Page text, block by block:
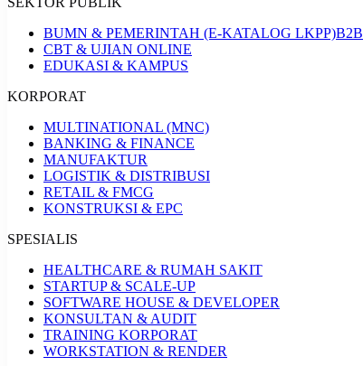
BUMN & PEMERINTAH (E-KATALOG LKPP)B2B
CBT & UJIAN ONLINE
EDUKASI & KAMPUS
KORPORAT
MULTINATIONAL (MNC)
BANKING & FINANCE
MANUFAKTUR
LOGISTIK & DISTRIBUSI
RETAIL & FMCG
KONSTRUKSI & EPC
SPESIALIS
HEALTHCARE & RUMAH SAKIT
STARTUP & SCALE-UP
SOFTWARE HOUSE & DEVELOPER
KONSULTAN & AUDIT
TRAINING KORPORAT
WORKSTATION & RENDER